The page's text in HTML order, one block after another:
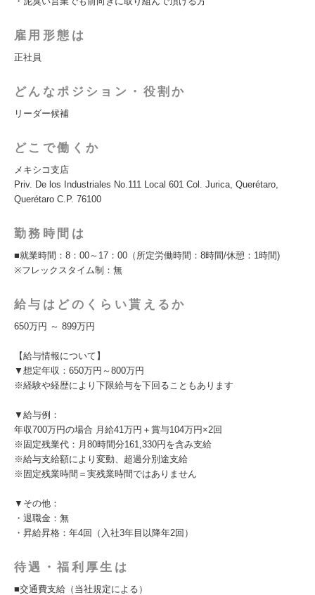
雇用形態は
正社員
どんなポジション・役割か
リーダー候補
どこで働くか
メキシコ支店
Priv. De los Industriales No.111 Local 601 Col. Jurica, Querétaro,
Querétaro C.P. 76100
勤務時間は
■就業時間：8：00～17：00（所定労働時間：8時間/休憩：1時間)
※フレックスタイム制：無
給与はどのくらい貰えるか
650万円 ～ 899万円
【給与情報について】
▼想定年収：650万円～800万円
※経験や経歴により下限給与を下回ることもあります
▼給与例：
年収700万円の場合 月給41万円＋賞与104万円×2回
※固定残業代：月80時間分161,330円を含み支給
※給与支給額により変動、超過分別途支給
※固定残業時間＝実残業時間ではありません
▼その他：
・退職金：無
・昇給昇格：年4回（入社3年目以降年2回）
待遇・福利厚生は
■交通費支給（当社規定による）